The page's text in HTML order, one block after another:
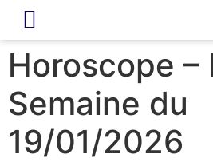
Horoscope –
Semaine du
19/01/2026